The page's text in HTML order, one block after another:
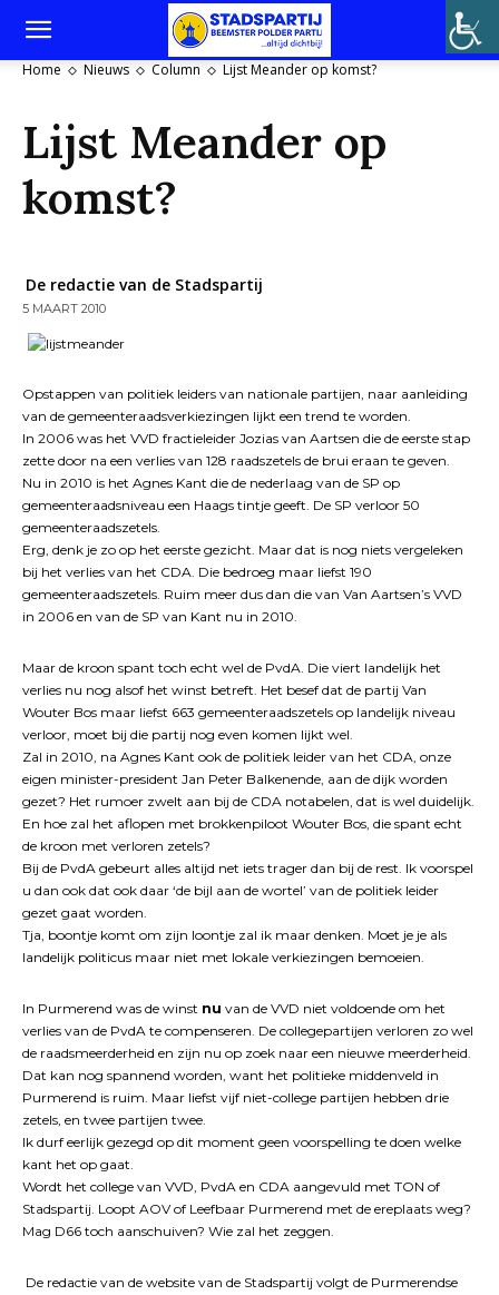
Home Nieuws Column Lijst Meander op komst?
Lijst Meander op
komst?
De redactie van de Stadspartij
5 MAART 2010
Opstappen van politiek leiders van nationale partijen, naar aanleiding
van de gemeenteraadsverkiezingen lijkt een trend te worden.
In 2006 was het VVD fractieleider Jozias van Aartsen die de eerste stap
zette door na een verlies van 128 raadszetels de brui eraan te geven.
Nu in 2010 is het Agnes Kant die de nederlaag van de SP op
gemeenteraadsniveau een Haags tintje geeft. De SP verloor 50
gemeenteraadszetels.
Erg, denk je zo op het eerste gezicht. Maar dat is nog niets vergeleken
bij het verlies van het CDA. Die bedroeg maar liefst 190
gemeenteraadszetels. Ruim meer dus dan die van Van Aartsen’s VVD
in 2006 en van de SP van Kant nu in 2010.
Maar de kroon spant toch echt wel de PvdA. Die viert landelijk het
verlies nu nog alsof het winst betreft. Het besef dat de partij Van
Wouter Bos maar liefst 663 gemeenteraadszetels op landelijk niveau
verloor, moet bij die partij nog even komen lijkt wel.
Zal in 2010, na Agnes Kant ook de politiek leider van het CDA, onze
eigen minister-president Jan Peter Balkenende, aan de dijk worden
gezet? Het rumoer zwelt aan bij de CDA notabelen, dat is wel duidelijk.
En hoe zal het aflopen met brokkenpiloot Wouter Bos, die spant echt
de kroon met verloren zetels?
Bij de PvdA gebeurt alles altijd net iets trager dan bij de rest. Ik voorspel
u dan ook dat ook daar ‘de bijl aan de wortel’ van de politiek leider
gezet gaat worden.
Tja, boontje komt om zijn loontje zal ik maar denken. Moet je je als
landelijk politicus maar niet met lokale verkiezingen bemoeien.
In Purmerend was de winst nu van de VVD niet voldoende om het
verlies van de PvdA te compenseren. De collegepartijen verloren zo wel
de raadsmeerderheid en zijn nu op zoek naar een nieuwe meerderheid.
Dat kan nog spannend worden, want het politieke middenveld in
Purmerend is ruim. Maar liefst vijf niet-college partijen hebben drie
zetels, en twee partijen twee.
Ik durf eerlijk gezegd op dit moment geen voorspelling te doen welke
kant het op gaat.
Wordt het college van VVD, PvdA en CDA aangevuld met TON of
Stadspartij. Loopt AOV of Leefbaar Purmerend met de ereplaats weg?
Mag D66 toch aanschuiven? Wie zal het zeggen.
De redactie van de website van de Stadspartij volgt de Purmerendse